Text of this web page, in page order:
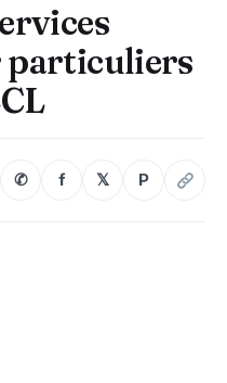
particuliers
✆ f 𝕏 P